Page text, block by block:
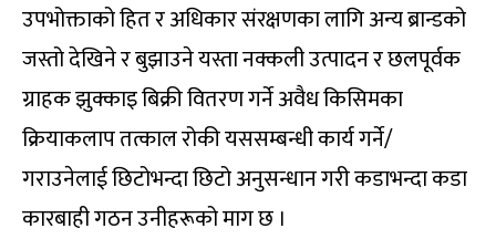
उपभोक्ताको हित र अधिकार संरक्षणका लागि अन्य ब्रान्डको
जस्तो देखिने र बुझाउने यस्ता नक्कली उत्पादन र छलपूर्वक
ग्राहक झुक्काइ बिक्री वितरण गर्ने अवैध किसिमका
क्रियाकलाप तत्काल रोकी यससम्बन्धी कार्य गर्ने/
गराउनेलाई छिटोभन्दा छिटो अनुसन्धान गरी कडाभन्दा कडा
कारबाही गठन उनीहरूको माग छ ।